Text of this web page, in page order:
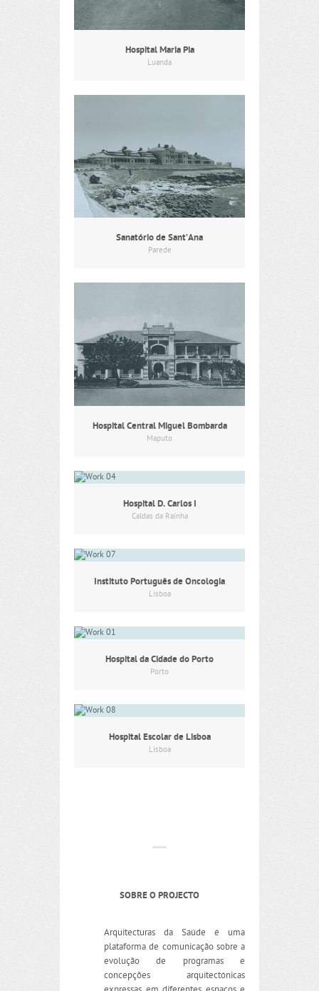
Hospital Maria Pia
Luanda
Sanatório de Sant’Ana
Parede
Hospital Central Miguel Bombarda
Maputo
Hospital D. Carlos I
Caldas da Rainha
Instituto Português de Oncologia
Lisboa
Hospital da Cidade do Porto
Porto
Hospital Escolar de Lisboa
Lisboa
SOBRE O PROJECTO
Arquitecturas da Saúde é uma
plataforma de comunicação sobre a
evolução de programas e
concepções arquitectónicas